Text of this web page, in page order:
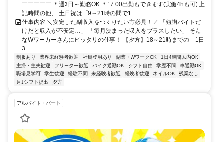
￣￣￣￣￣ ＊週3日～勤務OK ＊17:00出勤もできます(実働4hも可) 上
記時間の他、 土日祝は「9～21時の間で1...
仕事内容 ＼安定した副収入をつくりたい方必見！／ 「短期バイトだ
けだと収入が不安定…」 「毎月決まった収入をプラスしたい」 そん
なWワーカーさんにピッタリの仕事！ 【夕方】18～21時までの「1日
3...
制服あり 業界未経験者歓迎 社員登用あり 副業・WワークOK
1日4時間以内OK
主婦・主夫歓迎
フリーター歓迎 バイク通勤OK シフト自由 学歴不問
車通勤OK
職場見学可
学生歓迎 経験不問 未経験者歓迎 経験者歓迎 ネイルOK
残業なし
月1シフト提出
夕方
アルバイト・パート